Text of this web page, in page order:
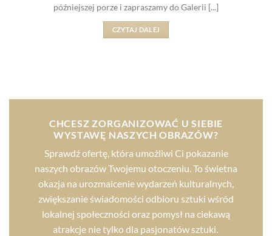
późniejszej porze i zapraszamy do Galerii [...]
CZYTAJ DALEJ
CHCESZ ZORGANIZOWAĆ U SIEBIE
WYSTAWĘ NASZYCH OBRAZÓW?
Sprawdź ofertę, która umożliwi Ci pokazanie
naszych obrazów Twojemu otoczeniu. To świetna
okazja na urozmaicenie wydarzeń kulturalnych,
zwiększanie świadomości odbioru sztuki wśród
lokalnej społeczności oraz pomysł na ciekawą
atrakcje nie tylko dla pasjonatów sztuki.